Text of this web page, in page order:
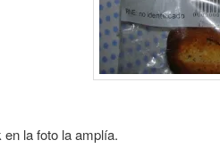
en la foto la amplía.